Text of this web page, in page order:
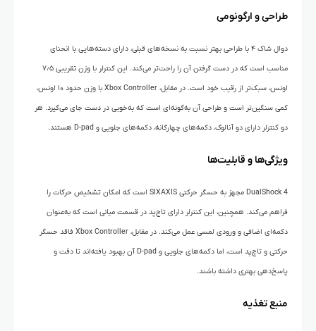
طراحی و ارگونومی
دوال شاک ۴ با طراحی بهتر نسبت به نسخه‌های قبلی، دارای دسته‌هایی با انحنای
مناسب است که در دست گرفتن آن را راحت‌تر می‌کند. این کنترلر با وزن تقریبی ۷٫۵
اونس، سبک‌تر از رقیب خود است. در مقابل، Xbox Controller با وزن حدود ۱۰ اونس،
کمی سنگین‌تر است و طراحی آن به‌گونه‌ای است که به‌خوبی در دست جای می‌گیرد. هر
دو کنترلر دارای دو آنالوگ، دکمه‌های چهارگانه، دکمه‌های جلویی و D-pad هستند.
ویژگی‌ها و قابلیت‌ها
DualShock 4 مجهز به حسگر حرکتی SIXAXIS است که امکان تشخیص حرکات را
فراهم می‌کند. همچنین، این کنترلر دارای تاچ‌پد در قسمت میانی است که به‌عنوان
دکمه‌ای اضافی و ورودی لمسی عمل می‌کند. در مقابل، Xbox Controller فاقد حسگر
حرکتی و تاچ‌پد است، اما دکمه‌های جلویی و D-pad آن بهبود یافته‌اند تا دقت و
پاسخ‌دهی بهتری داشته باشند.
منبع تغذیه